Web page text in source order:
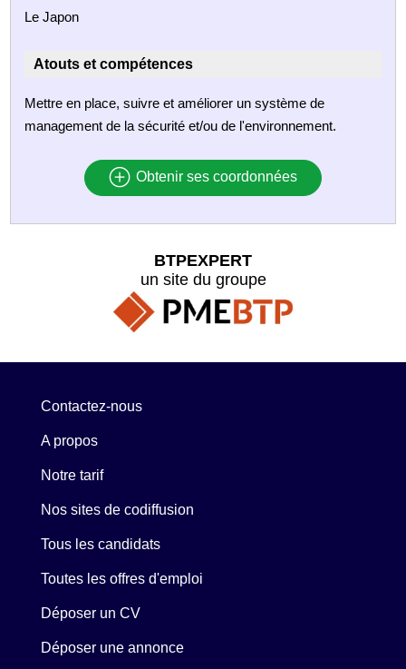
Le Japon
Atouts et compétences
Mettre en place, suivre et améliorer un système de
management de la sécurité et/ou de l'environnement.
Obtenir ses coordonnées
BTPEXPERT
un site du groupe
Contactez-nous
A propos
Notre tarif
Nos sites de codiffusion
Tous les candidats
Toutes les offres d'emploi
Déposer un CV
Déposer une annonce